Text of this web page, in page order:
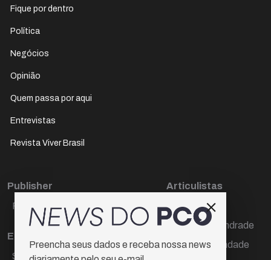
Fique por dentro
Política
Negócios
Opinião
Quem passa por aqui
Entrevistas
Revista Viver Brasil
Publisher
Paulo Cesar de Oliveira
Editora Chefe
Sueli Cotta
Articulistas
Décio Freire
Dr Marcos Andrade
Hamilton Trindade
Preencha seus dados e receba nossa news